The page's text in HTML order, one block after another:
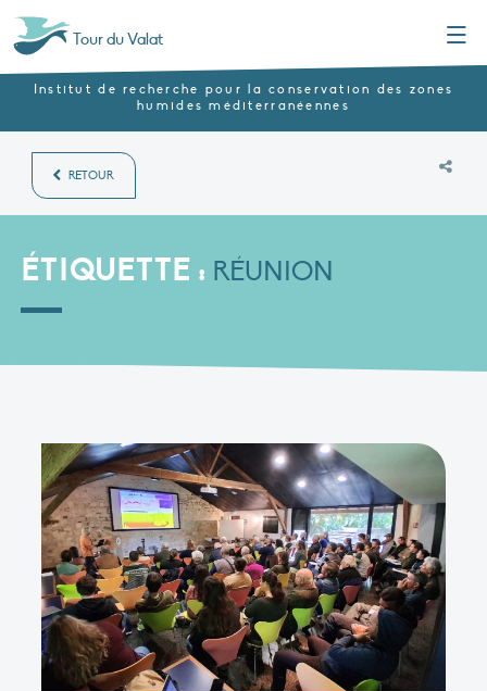
Tour du Valat
Institut de recherche pour la conservation des zones
humides méditerranéennes
RETOUR
ÉTIQUETTE : RÉUNION